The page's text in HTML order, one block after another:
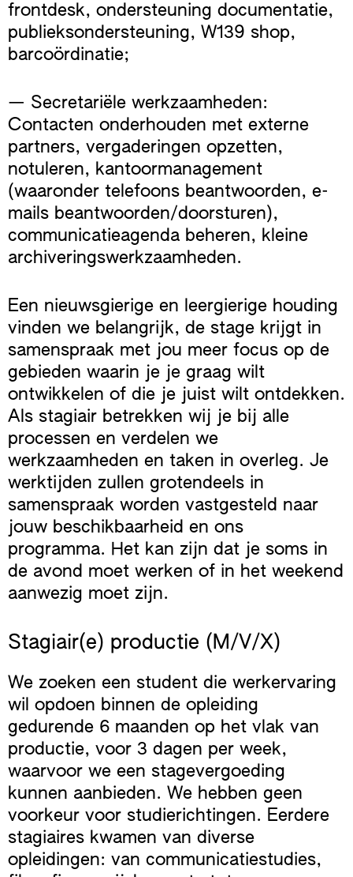
frontdesk, ondersteuning documentatie,
publieksondersteuning, W139 shop,
barcoördinatie;
— Secretariële werkzaamheden:
Contacten onderhouden met externe
partners, vergaderingen opzetten,
notuleren, kantoormanagement
(waaronder telefoons beantwoorden, e-
mails beantwoorden/doorsturen),
communicatieagenda beheren, kleine
archiveringswerkzaamheden.
Een nieuwsgierige en leergierige houding
vinden we belangrijk, de stage krijgt in
samenspraak met jou meer focus op de
gebieden waarin je je graag wilt
ontwikkelen of die je juist wilt ontdekken.
Als stagiair betrekken wij je bij alle
processen en verdelen we
werkzaamheden en taken in overleg. Je
werktijden zullen grotendeels in
samenspraak worden vastgesteld naar
jouw beschikbaarheid en ons
programma. Het kan zijn dat je soms in
de avond moet werken of in het weekend
aanwezig moet zijn.
Stagiair(e) productie (M/V/X)
We zoeken een student die werkervaring
wil opdoen binnen de opleiding
gedurende 6 maanden op het vlak van
productie, voor 3 dagen per week,
waarvoor we een stagevergoeding
kunnen aanbieden. We hebben geen
voorkeur voor studierichtingen. Eerdere
stagiaires kwamen van diverse
opleidingen: van communicatiestudies,